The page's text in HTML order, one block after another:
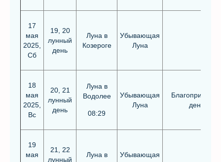
17
мая
2025,
Сб
19, 20
лунный
день
Луна в
Козероге
Убывающая
Луна
18
мая
2025,
Вс
20, 21
лунный
день
Луна в
Водолее
08:29
Убывающая
Луна
Благоприятный
день
19
мая
21, 22
лунный
Луна в
Убывающая